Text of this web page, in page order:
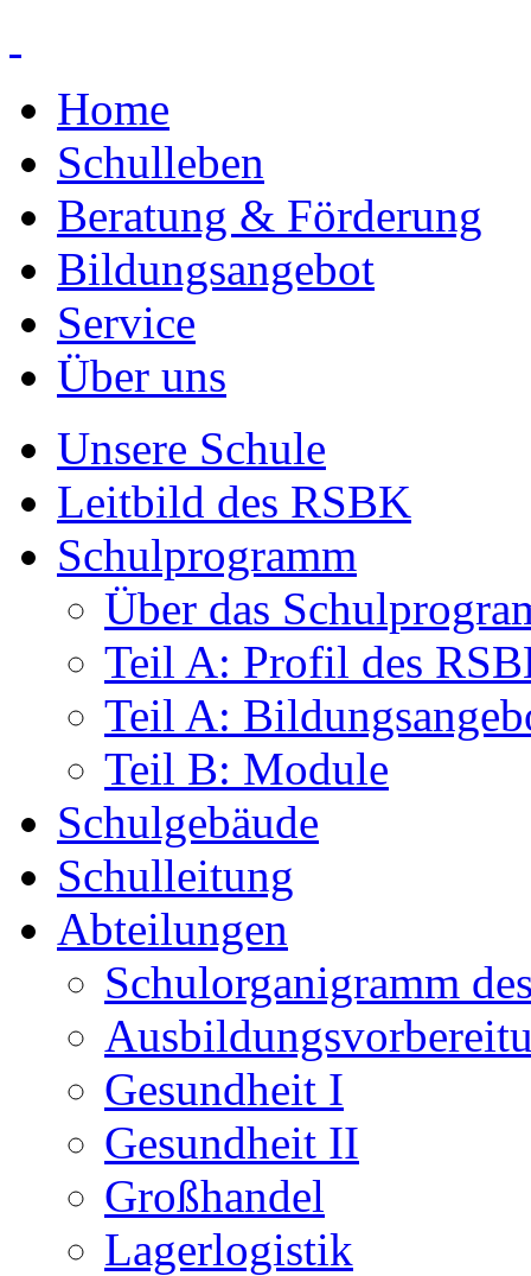
Home
Schulleben
Beratung & Förderung
Bildungsangebot
Service
Über uns
Unsere Schule
Leitbild des RSBK
Schulprogramm
Über das
Teil A: Profil des
Teil A:
Teil B: Module
Schulgebäude
Schulleitung
Abteilungen
Schulorganigramm
Gesundheit I
Gesundheit II
Großhandel
Lagerlogistik